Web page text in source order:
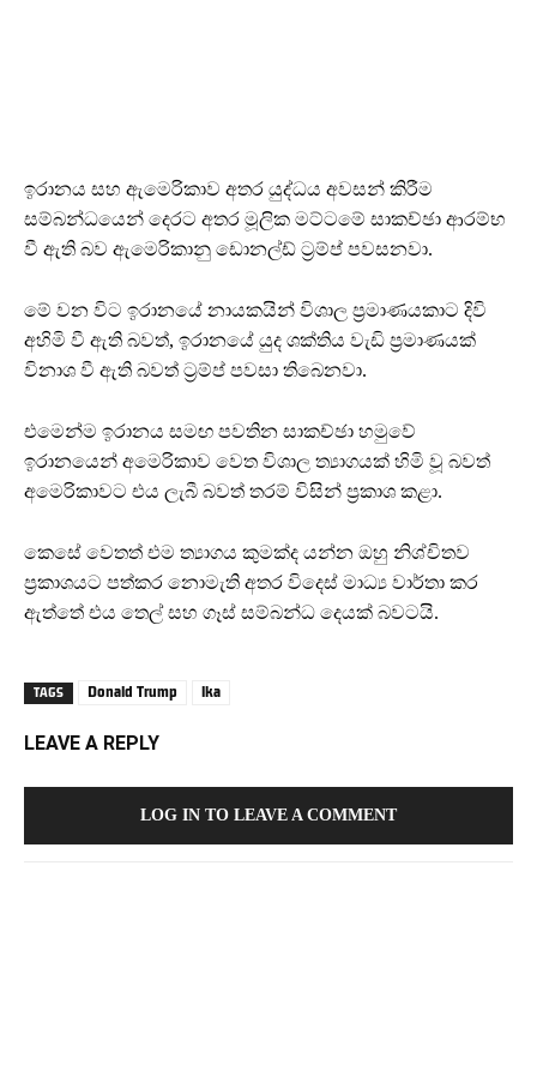
ඉරානය සහ ඇමෙරිකාව අතර යුද්ධය අවසන් කිරීම
සම්බන්ධයෙන් දෙරට අතර මූලික මට්ටමේ සාකච්ඡා ආරම්භ
වී ඇති බව ඇමෙරිකානු ඩොනල්ඩ් ට්‍රම්ප් පවසනවා.
මේ වන විට ඉරානයේ නායකයින් විශාල ප්‍රමාණයකාට දිවි
අහිමි වී ඇති බවත්, ඉරානයේ යුද ශක්තිය වැඩි ප්‍රමාණයක්
විනාශ වී ඇති බවත් ට්‍රම්ප් පවසා තිබෙනවා.
එමෙන්ම ඉරානය සමඟ පවතින සාකච්ඡා හමුවේ
ඉරානයෙන් අමෙරිකාව වෙත විශාල ත්‍යාගයක් හිමි වූ බවත්
අමෙරිකාවට එය ලැබී බවත් තරම් විසින් ප්‍රකාශ කළා.
කෙසේ වෙතත් එම ත්‍යාගය කුමක්ද යන්න ඔහු නිශ්චිතව
ප්‍රකාශයට පත්කර නොමැති අතර විදෙස් මාධ්‍ය වාර්තා කර
ඇත්තේ එය තෙල් සහ ගෑස් සම්බන්ධ දෙයක් බවටයි.
TAGS Donald Trump lka
LEAVE A REPLY
LOG IN TO LEAVE A COMMENT